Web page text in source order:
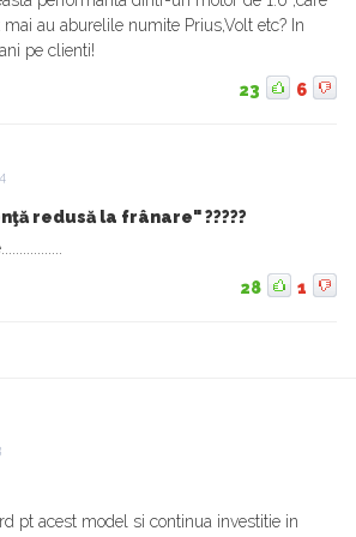
au aburelile numite Prius,Volt etc? In
pe clienti!
23 6
redusă la frânare" ?????
28 1
pt acest model si continua investitie in